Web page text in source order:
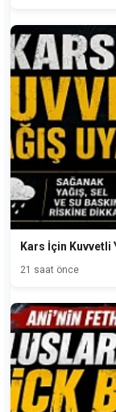
Kars İçin Kuvvetli
21 saat önce